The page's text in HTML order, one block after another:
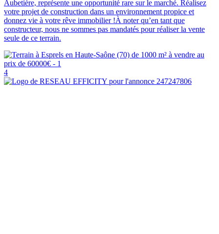
Aubetière, représente une opportunité rare sur le marché. Réalisez
votre projet de construction dans un environnement propice et
donnez vie à votre rêve immobilier !À noter qu’en tant que
constructeur, nous ne sommes pas mandatés pour réaliser la vente
seule de ce terrain.
4